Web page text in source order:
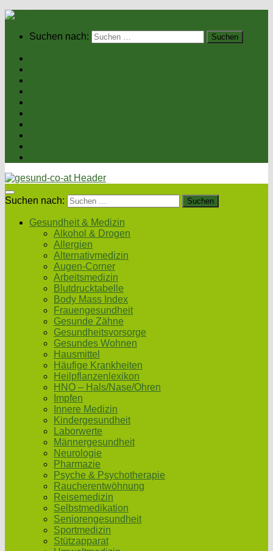
Suchen nach:
Suchen nach:
Gesundheit & Medizin
Alkohol & Drogen
Allergien
Alternativmedizin
Augen-Corner
Arbeitsmedizin
Blutdrucktabelle
Body Mass Index
Frauengesundheit
Gesunde Zähne
Gesundheitsvorsorge
Gesundes Wohnen
Hausmittel
Häufige Krankheiten
Heilpflanzenlexikon
HNO – Hals/Nase/Ohren
Impfen
Innere Medizin
Kindergesundheit
Laborwerte
Männergesundheit
Neurologie
Pharmazie
Psyche & Psychotherapie
Raucherentwöhnung
Reisemedizin
Selbstmedikation
Seniorengesundheit
Sportmedizin
Stützapparat